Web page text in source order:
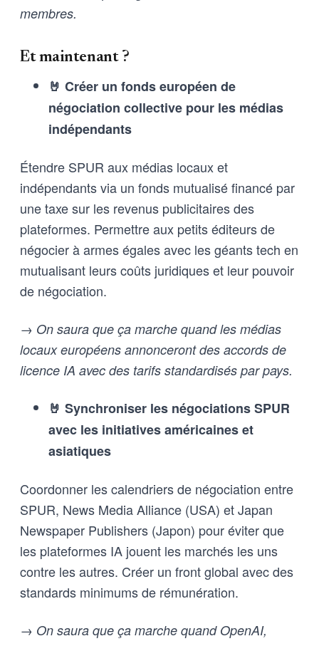
membres.
Et maintenant ?
🤘 Créer un fonds européen de
négociation collective pour les médias
indépendants
Étendre SPUR aux médias locaux et
indépendants via un fonds mutualisé financé par
une taxe sur les revenus publicitaires des
plateformes. Permettre aux petits éditeurs de
négocier à armes égales avec les géants tech en
mutualisant leurs coûts juridiques et leur pouvoir
de négociation.
→ On saura que ça marche quand les médias
locaux européens annonceront des accords de
licence IA avec des tarifs standardisés par pays.
🤘 Synchroniser les négociations SPUR
avec les initiatives américaines et
asiatiques
Coordonner les calendriers de négociation entre
SPUR, News Media Alliance (USA) et Japan
Newspaper Publishers (Japon) pour éviter que
les plateformes IA jouent les marchés les uns
contre les autres. Créer un front global avec des
standards minimums de rémunération.
→ On saura que ça marche quand OpenAI,